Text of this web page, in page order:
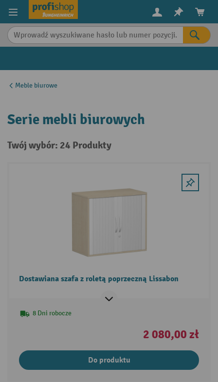
content
Meble biurowe
Serie mebli biurowych
Twój wybór: 24 Produkty
Dostawiana szafa z roletą poprzeczną Lissabon
8 Dni robocze
2 080,00 zł
Do produktu